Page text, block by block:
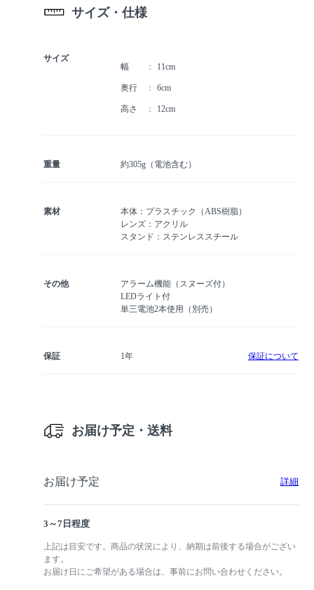
サイズ・仕様
サイズ
幅
11cm
奥行 6cm
高さ 12cm
重量 約305g（電池含む）
素材
本体：プラスチック（ABS樹脂）
レンズ：アクリル
スタンド：ステンレススチール
その他
アラーム機能（スヌーズ付）
LEDライト付
単三電池2本使用（別売）
保証 1年 保証について
お届け予定・送料
お届け予定 詳細
3～7日程度
上記は目安です。商品の状況により、納期は前後する場合がござい
ます。
お届け日にご希望がある場合は、事前にお問い合わせください。